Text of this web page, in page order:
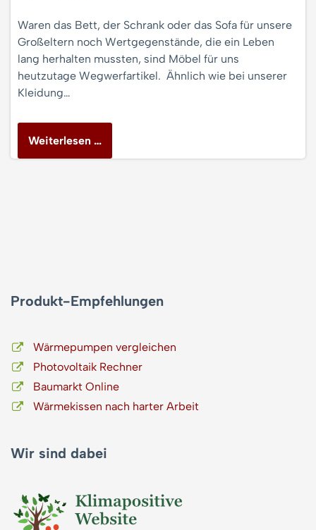
Waren das Bett, der Schrank oder das Sofa für unsere
Großeltern noch Wertgegenstände, die ein Leben
lang herhalten mussten, sind Möbel für uns
heutzutage Wegwerfartikel. Ähnlich wie bei unserer
Kleidung…
Weiterlesen …
Produkt-Empfehlungen
Wärmepumpen vergleichen
Photovoltaik Rechner
Baumarkt Online
Wärmekissen nach harter Arbeit
Wir sind dabei